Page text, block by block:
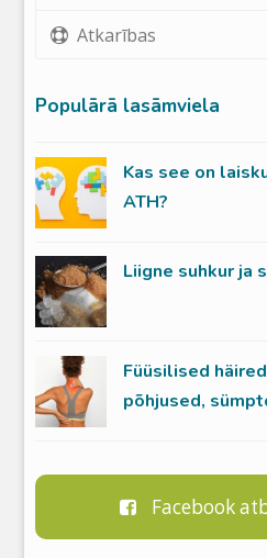
Atkarības
Populārā lasāmviela
Kas see on
ATH?
Liigne suhkur ja
Füüsilised
põhjused,
Facebook